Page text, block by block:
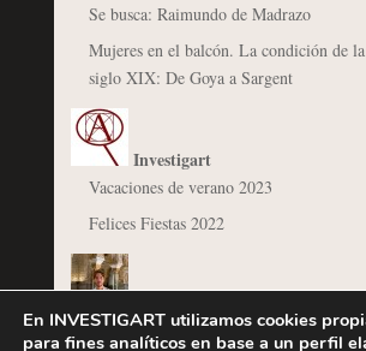
Se busca: Raimundo de Madrazo
Mujeres en el balcón. La condición de
siglo XIX: De Goya a Sargent
Investigart
Vacaciones de verano 2023
Felices Fiestas 2022
El Arco de Trajano en Benevento, un
En INVESTIGART utilizamos cookies
para fines analíticos en base a un perfil